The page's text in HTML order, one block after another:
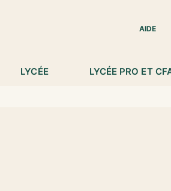
AIDE
LYCÉE LYCÉE PRO ET